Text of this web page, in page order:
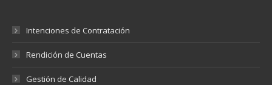
Intenciones de Contratación
Rendición de Cuentas
Gestión de Calidad